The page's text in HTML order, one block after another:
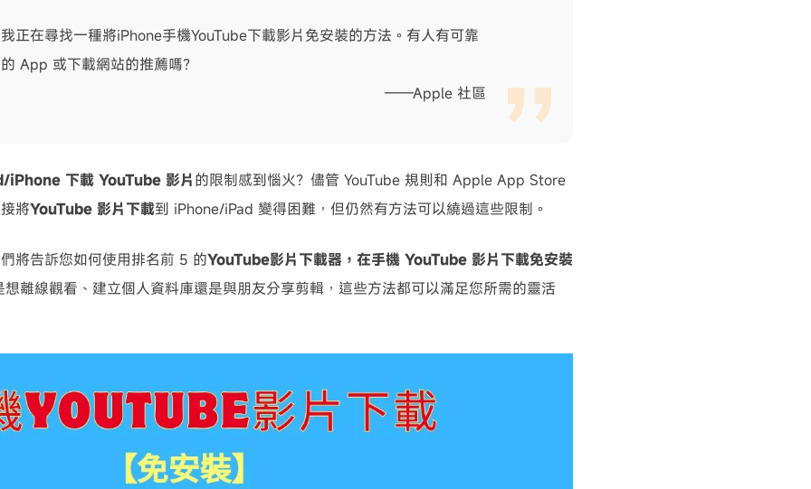
我正在尋找一種將iPhone手機YouTube下載影片免安裝的方法。有人有可靠
的 App 或下載網站的推薦嗎？
——Apple 社區
iPhone 下載 YouTube 影片的限制感到惱火？儘管 YouTube 規則和 Apple App Store
將YouTube 影片下載到 iPhone/iPad 變得困難，但仍然有方法可以繞過這些限制。
將告訴您如何使用排名前 5 的YouTube影片下載器， 在手機 YouTube 影片下載免安裝
想離線觀看、建立個人資料庫還是與朋友分享剪輯，這些方法都可以滿足您所需的靈活